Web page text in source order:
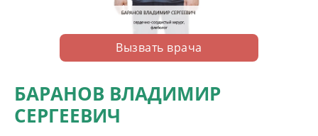
Вызвать врача
БАРАНОВ ВЛАДИМИР
СЕРГЕЕВИЧ